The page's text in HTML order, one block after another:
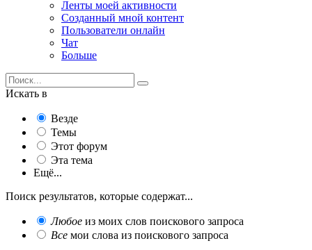
Ленты моей активности
Созданный мной контент
Пользователи онлайн
Чат
Больше
Искать в
Везде
Темы
Этот форум
Эта тема
Ещё...
Поиск результатов, которые содержат...
Любое из моих слов поискового запроса
Все мои слова из поискового запроса